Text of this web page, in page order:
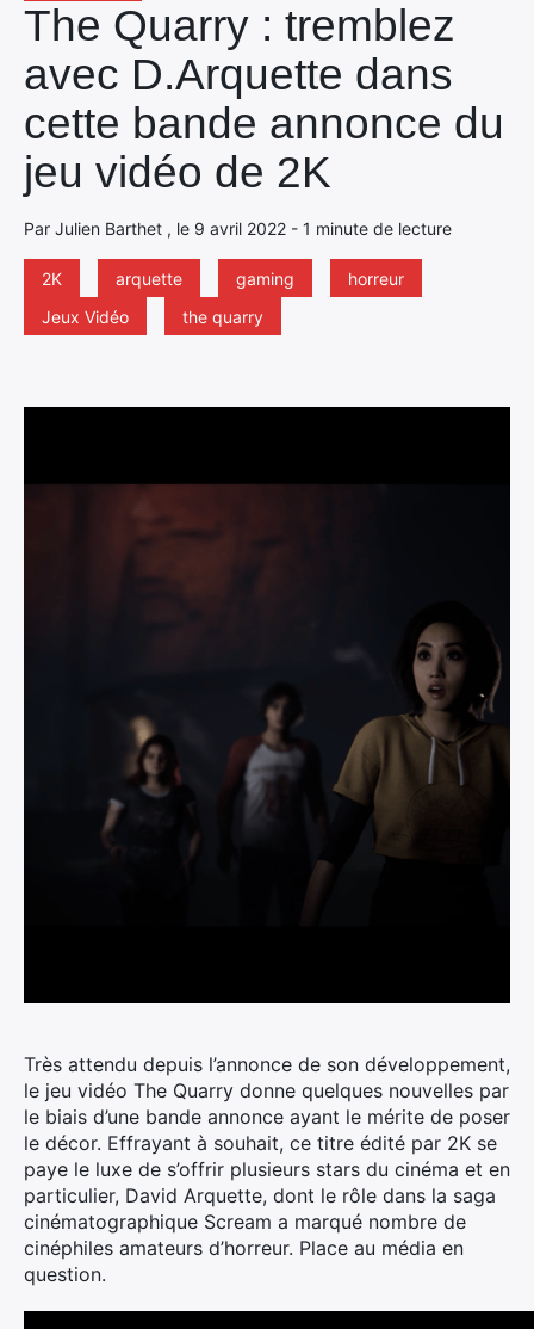
The Quarry : tremblez
avec D.Arquette dans
cette bande annonce du
jeu vidéo de 2K
Par Julien Barthet , le 9 avril 2022 - 1 minute de lecture
2K arquette gaming
horreur
Jeux Vidéo
the quarry
Très attendu depuis l’annonce de son développement,
le jeu vidéo The Quarry donne quelques nouvelles par
le biais d’une bande annonce ayant le mérite de poser
le décor. Effrayant à souhait, ce titre édité par 2K se
paye le luxe de s’offrir plusieurs stars du cinéma et en
particulier, David Arquette, dont le rôle dans la saga
cinématographique Scream a marqué nombre de
cinéphiles amateurs d’horreur. Place au média en
question.